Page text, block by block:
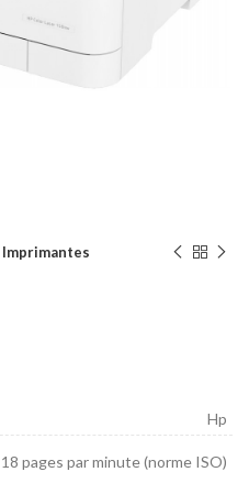
Imprimantes
Hp
18 pages par minute (norme ISO)